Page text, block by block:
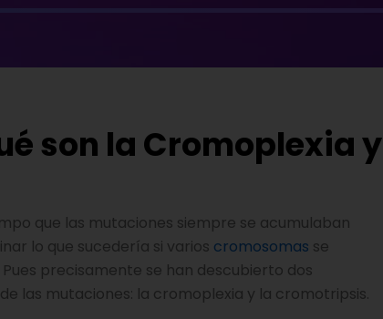
son la Cromoplexia y
que las mutaciones siempre se acumulaban
lo que sucedería si varios cromosomas se
precisamente se han descubierto dos
las mutaciones: la cromoplexia y la cromotripsis.